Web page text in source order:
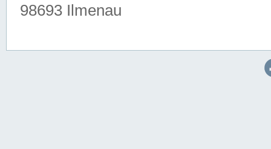
98693 Ilmenau